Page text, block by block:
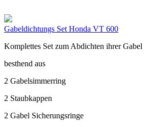
Gabeldichtungs Set Honda VT 600
Komplettes Set zum Abdichten ihrer Gabel
besthend aus
2 Gabelsimmerring
2 Staubkappen
2 Gabel Sicherungsringe